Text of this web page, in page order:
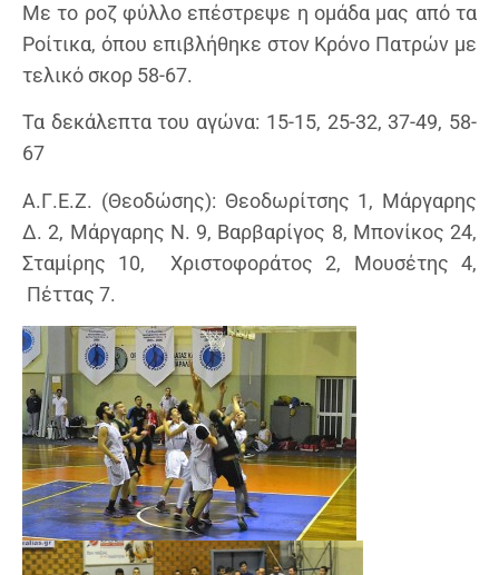
Με το ροζ φύλλο επέστρεψε η ομάδα μας από τα
Ροίτικα, όπου επιβλήθηκε στον Κρόνο Πατρών με
τελικό σκορ 58-67.
Τα δεκάλεπτα του αγώνα: 15-15, 25-32, 37-49, 58-
67
Α.Γ.Ε.Ζ. (Θεοδώσης): Θεοδωρίτσης 1, Μάργαρης
Δ. 2, Μάργαρης Ν. 9, Βαρβαρίγος 8, Μπονίκος 24,
Σταμίρης 10, Χριστοφοράτος 2, Μουσέτης 4,
Πέττας 7.